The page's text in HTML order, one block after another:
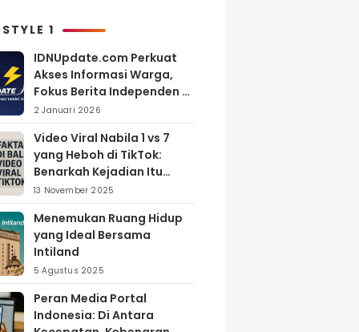
1
IDNUpdate.com Perkuat
Akses Informasi Warga,
Fokus Berita Independen di
Kabupaten Banyuasin
2 Januari 2026
Video Viral Nabila 1 vs 7
yang Heboh di TikTok:
Benarkah Kejadian Itu
Nyata?
13 November 2025
Menemukan Ruang Hidup
yang Ideal Bersama
Intiland
5 Agustus 2025
Peran Media Portal
Indonesia: Di Antara